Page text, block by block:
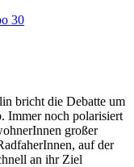
30
bricht die Debatte um
Immer noch polarisiert
großer
auf der
an ihr Ziel